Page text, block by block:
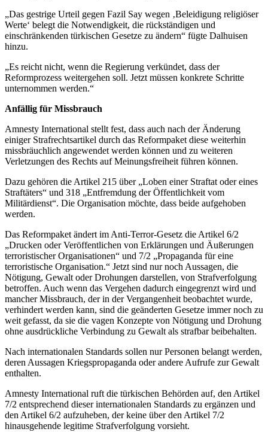
„Das gestrige Urteil gegen Fazil Say wegen ‚Beleidigung religiöser
Werte‘ belegt die Notwendigkeit, die rückständigen und
einschränkenden türkischen Gesetze zu ändern“ fügte Dalhuisen
hinzu.
„Es reicht nicht, wenn die Regierung verkündet, dass der
Reformprozess weitergehen soll. Jetzt müssen konkrete Schritte
unternommen werden.“
Anfällig für Missbrauch
Amnesty International stellt fest, dass auch nach der Änderung
einiger Strafrechtsartikel durch das Reformpaket diese weiterhin
missbräuchlich angewendet werden können und zu weiteren
Verletzungen des Rechts auf Meinungsfreiheit führen können.
Dazu gehören die Artikel 215 über „Loben einer Straftat oder eines
Straftäters“ und 318 „Entfremdung der Öffentlichkeit vom
Militärdienst“. Die Organisation möchte, dass beide aufgehoben
werden.
Das Reformpaket ändert im Anti-Terror-Gesetz die Artikel 6/2
„Drucken oder Veröffentlichen von Erklärungen und Äußerungen
terroristischer Organisationen“ und 7/2 „Propaganda für eine
terroristische Organisation.“ Jetzt sind nur noch Aussagen, die
Nötigung, Gewalt oder Drohungen darstellen, von Strafverfolgung
betroffen. Auch wenn das Vergehen dadurch eingegrenzt wird und
mancher Missbrauch, der in der Vergangenheit beobachtet wurde,
verhindert werden kann, sind die geänderten Gesetze immer noch zu
weit gefasst, da sie die vagen Konzepte von Nötigung und Drohung
ohne ausdrückliche Verbindung zu Gewalt als strafbar beibehalten.
Nach internationalen Standards sollen nur Personen belangt werden,
deren Aussagen Kriegspropaganda oder andere Aufrufe zur Gewalt
enthalten.
Amnesty International ruft die türkischen Behörden auf, den Artikel
7/2 entsprechend dieser internationalen Standards zu ergänzen und
den Artikel 6/2 aufzuheben, der keine über den Artikel 7/2
hinausgehende legitime Strafverfolgung vorsieht.